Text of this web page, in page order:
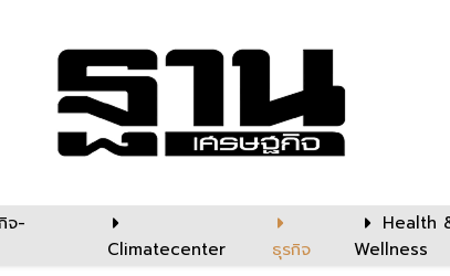
จ-
Climatecenter ธุรกิจ
Health
Wellness